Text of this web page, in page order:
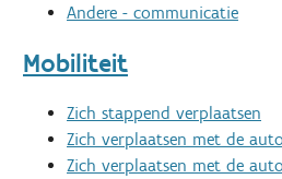
Andere - communicatie
Mobiliteit
Zich stappend verplaatsen
Zich verplaatsen met de
Zich verplaatsen met de